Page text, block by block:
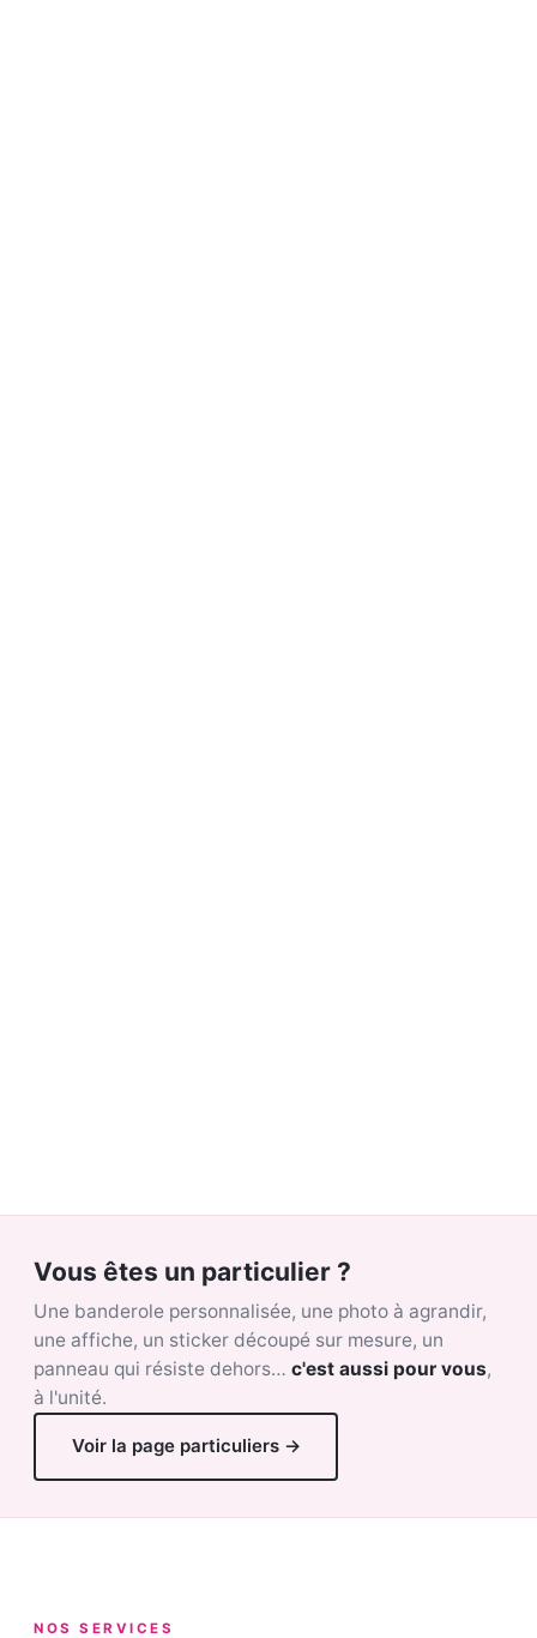
Vous êtes un particulier ?
Une banderole personnalisée, une photo à agrandir,
une affiche, un sticker découpé sur mesure, un
panneau qui résiste dehors… c'est aussi pour vous,
à l'unité.
Voir la page particuliers →
NOS SERVICES